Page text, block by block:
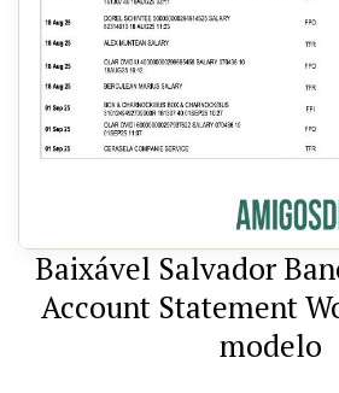
Baixável Salvador
Account Statement
modelo